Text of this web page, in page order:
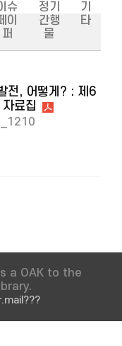
슈
이
퍼
정기
간행
물
기
타
전, 어떻게? : 제6
료집
a OAK to the